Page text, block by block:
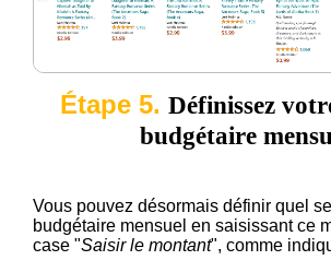
Étape 5. Définissez
budgétaire
Vous pouvez désormais définir quel
budgétaire mensuel en saisissant ce
case "Saisir le montant", comme